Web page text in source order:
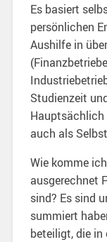
Es basiert
persönlichen
Aushilfe in
Studienzeit
Hauptsächlich
auch als
Wie komme
ausgerechnet
sind? Es sind
summiert
beteiligt, die in